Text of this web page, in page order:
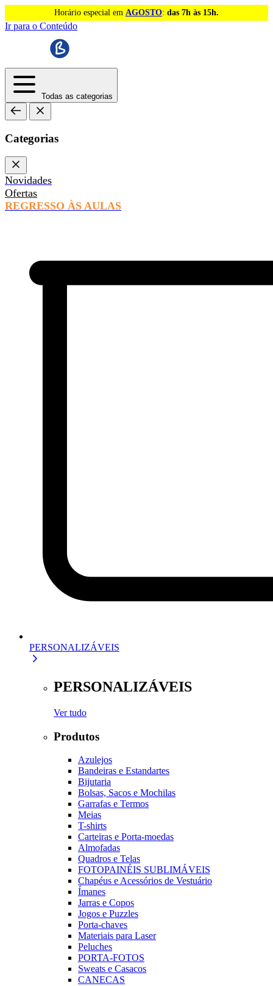
Horário especial em AGOSTO: das 7h às 15h.
Ir para o Conteúdo
Todas as categorias
Categorias
Novidades
Ofertas
REGRESSO ÀS AULAS
PERSONALIZÁVEIS
PERSONALIZÁVEIS
Ver tudo
Produtos
Azulejos
Bandeiras e Estandartes
Bijutaria
Bolsas, Sacos e Mochilas
Garrafas e Termos
Meias
T-shirts
Carteiras e Porta-moedas
Almofadas
Quadros e Telas
FOTOPAINÉIS SUBLIMÁVEIS
Chapéus e Acessórios de Vestuário
Ímanes
Jarras e Copos
Jogos e Puzzles
Porta-chaves
Materiais para Laser
Peluches
PORTA-FOTOS
Sweats e Casacos
CANECAS